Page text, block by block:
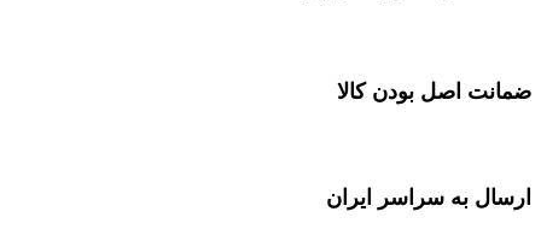
ضمانت اصل بودن کالا
ارسال به سراسر ایران